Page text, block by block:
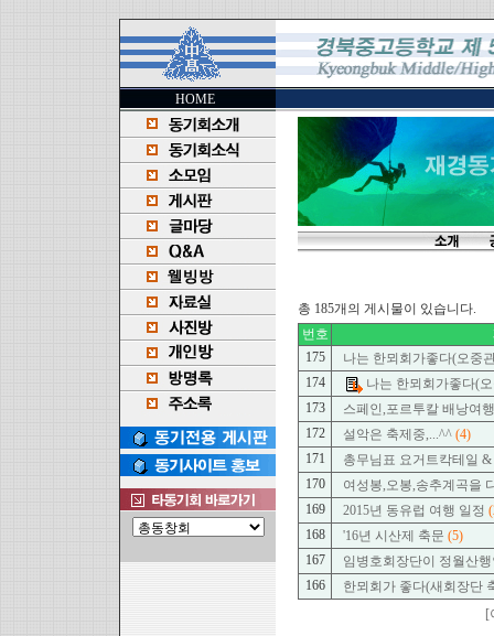
HOME
총 185개의 게시물이 있습니다.
번호
175
나는 한뫼회가좋다(오중
174
나는 한뫼회가좋다(
173
스페인,포르투칼 배낭여
172
설악은 축제중,...^^ (4)
171
총무님표 요거트칵테일 &
170
여성봉,오봉,송추계곡을
169
2015년 동유럽 여행 일정
168
'16년 시산제 축문 (5)
167
임병호회장단이 정월산
166
한뫼회가 좋다(새회장단
[